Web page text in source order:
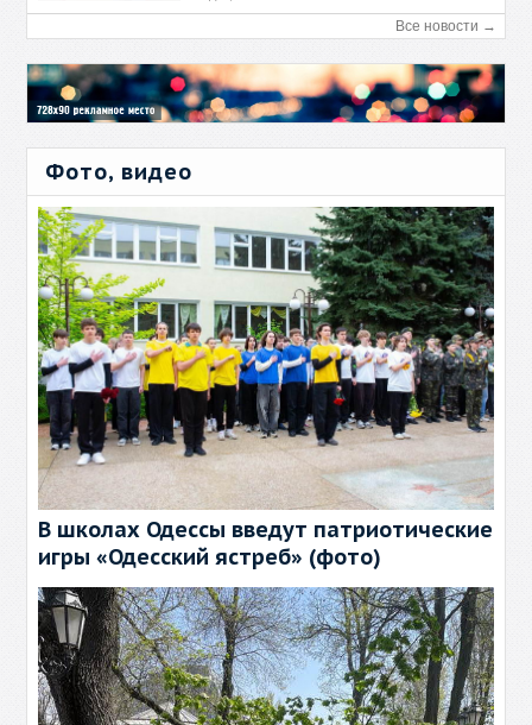
Все новости →
Фото, видео
В школах Одессы введут патриотические
игры «Одесский ястреб» (фото)